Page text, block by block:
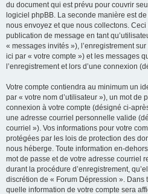
du document qui est prévu pour couvrir
logiciel phpBB. La seconde manière est
nous envoyez et que nous collectons. Ceci
publication de message en tant
« messages invités »), l’enregistrement
ici par « votre compte ») et les messages
l’enregistrement et lors d’une connexion
Votre compte contiendra au minimum un
par « votre nom d’utilisateur »), un mot de
connexion à votre compte (désigné ci-
une adresse courriel personnelle valide
courriel »). Vos informations pour votre
protégées par les lois de protection des
nous héberge. Toute information en-
mot de passe et de votre adresse courriel
durant la procédure d’enregistrement,
discrétion de « Forum Dépression ». Dans
quelle information de votre compte sera